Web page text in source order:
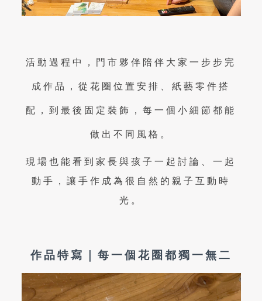
活動過程中，門市夥伴陪伴大家一步步完
成作品，從花圈位置安排、紙藝零件搭
配，到最後固定裝飾，每一個小細節都能
做出不同風格。
現場也能看到家長與孩子一起討論、一起
動手，讓手作成為很自然的親子互動時
光。
作品特寫｜每一個花圈都獨一無二